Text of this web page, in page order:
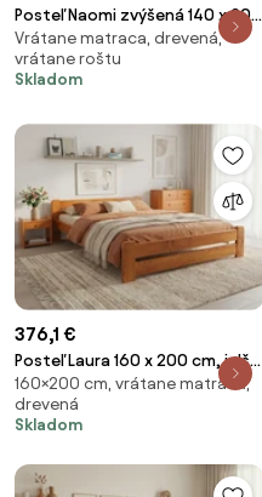
Posteľ Naomi zvýšená 140 x 200
cm, dub Rošt: S latkovým
roštom, Matrac: Matrac
SOMMERA 18 cm
Vrátane matraca, drevená,
vrátane roštu
Skladom
376,1 €
Posteľ Laura 160 x 200 cm, jelša
Rošt: S latkovým roštom,
Matrac: Matrac SOMMERA 18
cm
160×200 cm, vrátane matraca,
drevená
Skladom